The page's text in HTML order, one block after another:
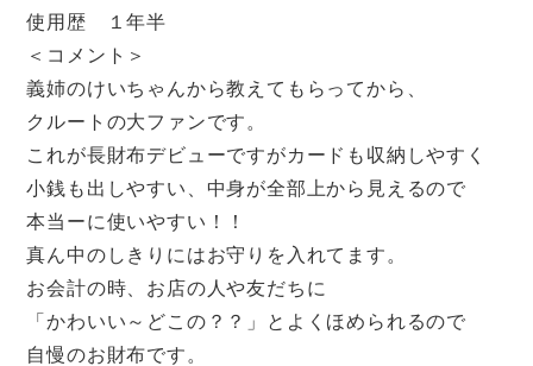
使用歴 １年半
＜コメント＞
義姉のけいちゃんから教えてもらってから、
クルートの大ファンです。
これが長財布デビューですがカードも収納しやすく
小銭も出しやすい、中身が全部上から見えるので
本当ーに使いやすい！！
真ん中のしきりにはお守りを入れてます。
お会計の時、お店の人や友だちに
「かわいい～どこの？？」とよくほめられるので
自慢のお財布です。